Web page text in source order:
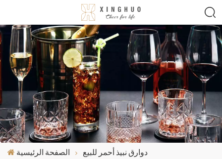
الصفحة الرئيسية دوارق نبيذ أحمر للبيع